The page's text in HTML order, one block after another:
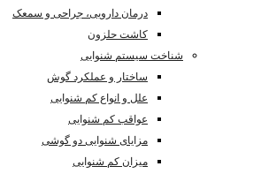
درمان دارویی، جراحی و سمعک
کاشت حلزون
شناخت سیستم شنوایی
ساختار و عملکرد گوش
علل و انواع کم شنوایی
عواقب کم شنوایی
مزایای شنوایی دو گوشی
میزان کم شنوایی